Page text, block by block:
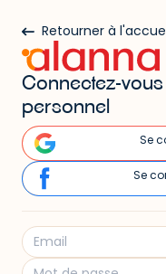
Retourner à
Connectez-
personnel
Se
Se